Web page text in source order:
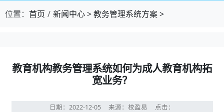
位置： 首页 新闻中心>教务管理系统方案>
教育机构教务管理系统如何为成人教育机构拓
宽业务？
日期：2022-12-05 来源：校盈易 点击：